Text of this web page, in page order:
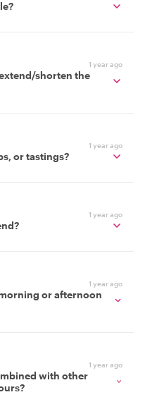
1 year ago
shorten the
1 year ago
or tastings?
1 year ago
1 year ago
or afternoon
1 year ago
with other